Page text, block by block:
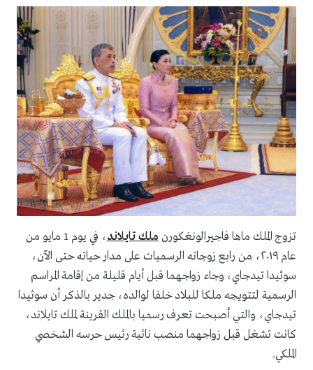
تزوج الملك ماها فاجيرالونغكورن ملك تايلاند
، في يوم 1 مايو من
عام ٢٠١٩، من رابع زوجاته الرسميات على مدار حياته حتى الآن،
سوثيدا تيدجاي، وجاء زواجهما قبل أيام قليلة من إقامة المراسم
الرسمية لتتويجه ملكا للبلاد خلفا لوالده، جدير بالذكر أن سوثيدا
تيدجاي، والتي أصبحت تعرف رسميا بالملك القرينة لملك تايلاند،
كانت تشغل قبل زواجهما منصب نائبة رئيس حرسه الشخصي
الملكي.